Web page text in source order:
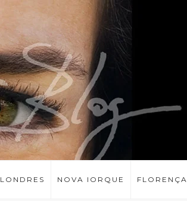
LONDRES NOVA IORQUE FLORENÇA